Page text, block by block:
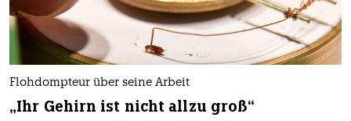
Flohdompteur über seine Arbeit
„Ihr Gehirn ist nicht allzu groß“